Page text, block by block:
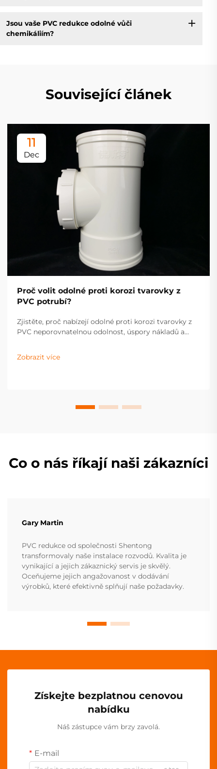
Jsou vaše PVC redukce odolné vůči
chemikáliím?
Související článek
11
Dec
Proč volit odolné proti korozi tvarovky z
PVC potrubí?
Zjistěte, proč nabízejí odolné proti korozi tvarovky z
PVC neporovnatelnou odolnost, úspory nákladů a
Dozvědějte se více už teď.
Zobrazit více
Co o nás říkají naši zákazníci
Gary Martin
PVC redukce od společnosti Shentong
transformovaly naše instalace rozvodů. Kvalita je
vynikající a jejich zákaznický servis je skvělý.
Oceňujeme jejich angažovanost v dodávání
výrobků, které efektivně splňují naše požadavky.
Získejte bezplatnou cenovou
nabídku
Náš zástupce vám brzy zavolá.
E-mail